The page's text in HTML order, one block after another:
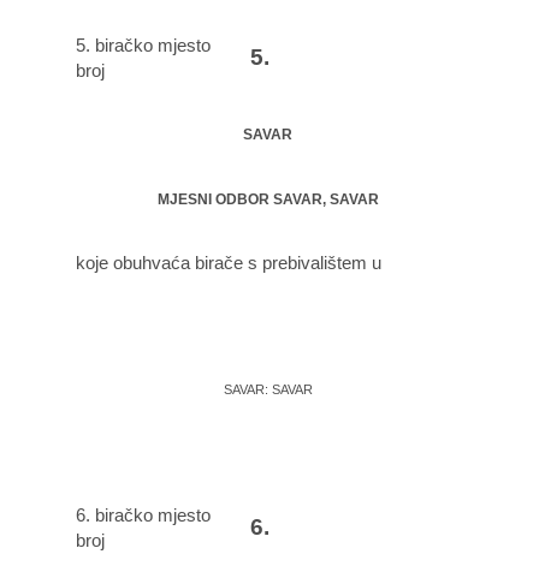
5. biračko mjesto
broj
5.
SAVAR
MJESNI ODBOR SAVAR, SAVAR
koje obuhvaća birače s prebivalištem u
SAVAR: SAVAR
6. biračko mjesto
broj
6.